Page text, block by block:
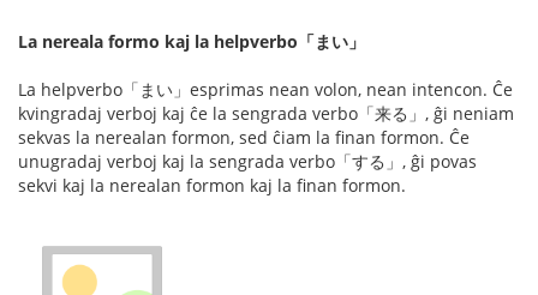
La nereala formo kaj la helpverbo「まい」
La helpverbo「まい」esprimas nean volon, nean intencon. Ĉe
kvingradaj verboj kaj ĉe la sengrada verbo「来る」, ĝi neniam
sekvas la nerealan formon, sed ĉiam la finan formon. Ĉe
unugradaj verboj kaj la sengrada verbo「する」, ĝi povas
sekvi kaj la nerealan formon kaj la finan formon.